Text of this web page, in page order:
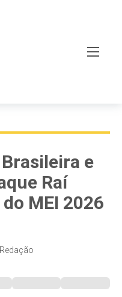
e
Raí
MEI 2026
Redação